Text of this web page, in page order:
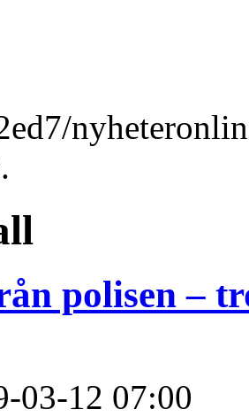
polisen –
03-12 07:00